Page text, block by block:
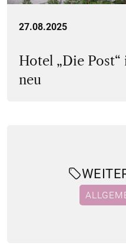
27.08.2025
Hotel „Die
neu